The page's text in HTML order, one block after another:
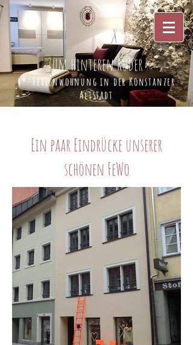
Zum hinteren Ruder
4*-Ferienwohnung in der Konstanzer
Altstadt
Ein paar Eindrücke unserer
schönen FeWo